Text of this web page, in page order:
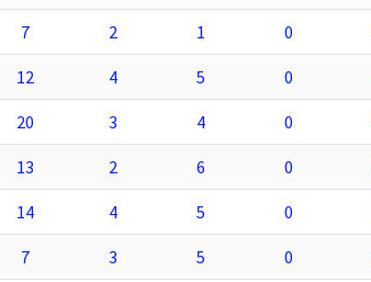
7 2 1 0
12 4 5 0
20 3 4 0
13 2 6 0
14 4 5 0
7 3 5 0